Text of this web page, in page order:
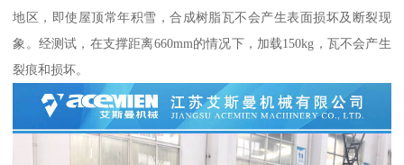
地区，即使屋顶常年积雪，合成树脂瓦不会产生表面损坏及断裂现
象。经测试，在支撑距离660mm的情况下，加载150kg，瓦不会产生
裂痕和损坏。